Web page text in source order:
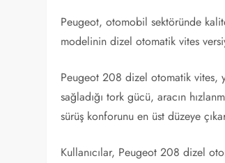
Peugeot, otomobil sektöründe
modelinin dizel otomatik vites
Peugeot 208 dizel otomatik vites,
sağladığı tork gücü, aracın
sürüş konforunu en üst düzeye
Kullanıcılar, Peugeot 208 dizel